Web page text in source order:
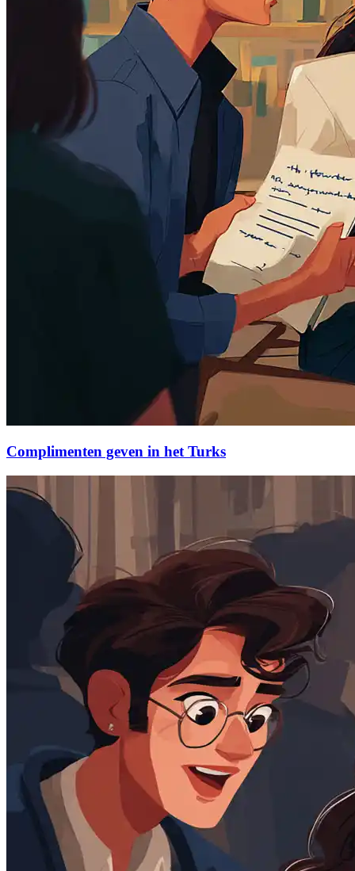
Complimenten geven in het Turks